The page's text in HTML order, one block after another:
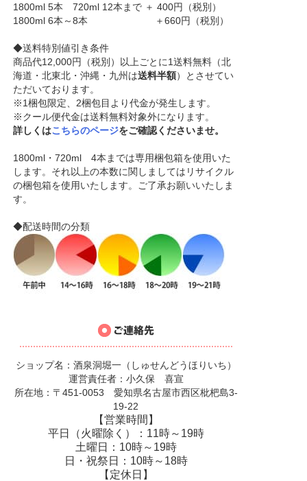
1800ml 5本 720ml 12本まで ＋ 400円（税別）
1800ml 6本～8本 ＋660円（税別）
◆送料特別値引き条件
商品代12,000円（税別）以上ごとに1送料無料（北
海道・北東北・沖縄・九州は送料半額）とさせてい
ただいております。
※1梱包限定、2梱包目より代金が発生します。
※クール便代金は送料無料対象外になります。
詳しくはこちらのページをご確認くださいませ。
1800ml・720ml 4本までは専用梱包箱を使用いた
します。それ以上の本数に関しましてはリサイクル
の梱包箱を使用いたします。ご了承お願いいたしま
す。
◆配送時間の分類
ショップ名：酒泉洞堀一（しゅせんどうほりいち）
運営責任者：小久保 喜宣
所在地：〒451-0053 愛知県名古屋市西区枇杷島3-
19-22
【営業時間】
平日（火曜除く）：11時～19時
土曜日：10時～19時
日・祝祭日：10時～18時
【定休日】